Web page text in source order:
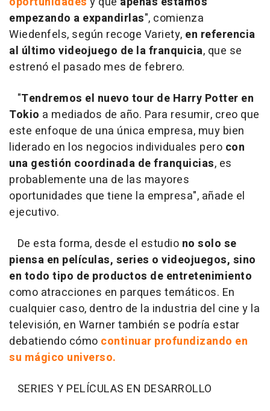
empezando a expandirlas", comienza
Wiedenfels, según recoge Variety, en referencia
al último videojuego de la franquicia, que se
estrenó el pasado mes de febrero.
"Tendremos el nuevo tour de Harry Potter en
Tokio a mediados de año. Para resumir, creo que
este enfoque de una única empresa, muy bien
liderado en los negocios individuales pero con
una gestión coordinada de franquicias, es
probablemente una de las mayores
oportunidades que tiene la empresa", añade el
ejecutivo.
De esta forma, desde el estudio no solo se
piensa en películas, series o videojuegos, sino
en todo tipo de productos de entretenimiento
como atracciones en parques temáticos. En
cualquier caso, dentro de la industria del cine y la
televisión, en Warner también se podría estar
debatiendo cómo continuar profundizando en
su mágico universo.
SERIES Y PELÍCULAS EN DESARROLLO